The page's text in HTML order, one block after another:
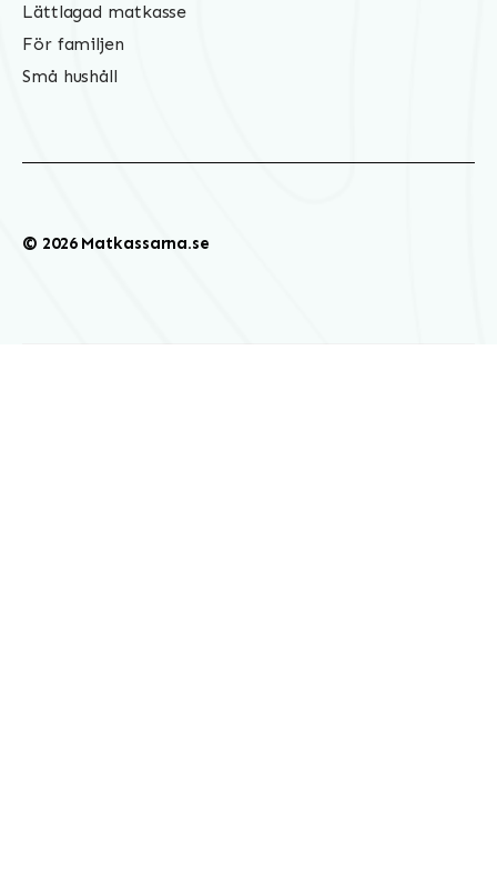
Lättlagad matkasse
För familjen
Små hushåll
© 2026 Matkassarna.se